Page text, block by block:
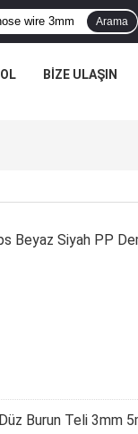
Arama
BIZE ULAŞIN
Beyaz Siyah PP
Burun Teli 3mm